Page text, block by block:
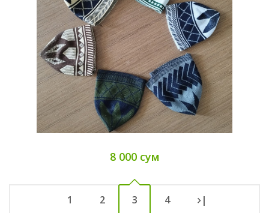
8 000 сум
1 2 3 4 |